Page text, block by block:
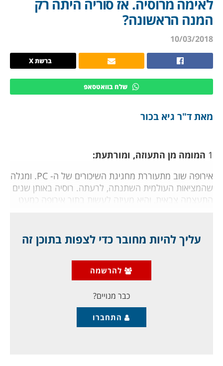
לאימה מרוסיה. אז סוריה היתה רק
המנה הראשונה?
10/03/2018
ברשת X
שלח בוואטסאפ
מאת ד"ר גיא בכור
1 המומה מן התעוזה, ומורתעת:
אירופה שוב מתעוררת מחגיגת השיכורים של ה- PC. ומגלה
שהמציאות העולמית השתנתה, לרעתה. רוסיה באותן שנים
התעצמה צבאית, והיא מעיזה לעשות בתוך אירופה כמעט
כפי שדווח בתקשורת, ביום ראשון בשבוע שעבר יצאו
סולסברי, בדרום מערב אנגליה, ואז התמוטטו שניהם על
ספסל ציבורי. הבת נראתה מעולפת, והוא ביצע תנועות
עליך להיות מחובר כדי לצפות בתוכן זה
להרשמה
כבר מנויים?
התחברו